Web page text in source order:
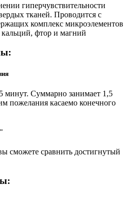
гиперчувствительности
тканей. Проводится с
комплекс микроэлементов
фтор и магний
минут. Суммарно занимает 1,5
пожелания касаемо конечного
сможете сравнить достигнутый